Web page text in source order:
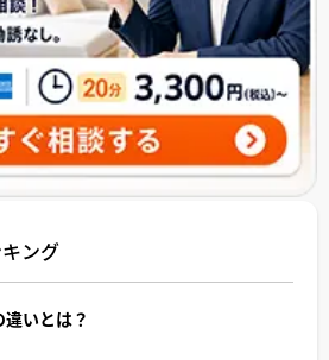
ング
いとは？